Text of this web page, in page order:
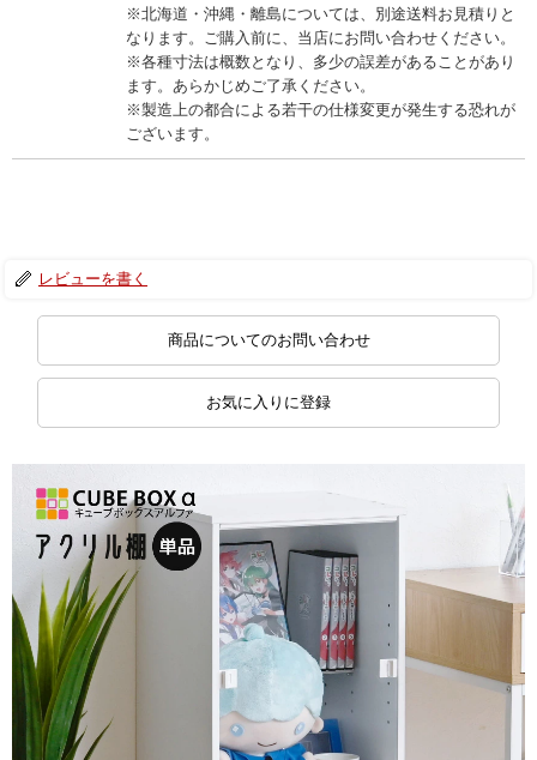
※北海道・沖縄・離島については、別途送料お見積りと
なります。ご購入前に、当店にお問い合わせください。
※各種寸法は概数となり、多少の誤差があることがあり
ます。あらかじめご了承ください。
※製造上の都合による若干の仕様変更が発生する恐れが
ございます。
レビューを書く
商品についてのお問い合わせ
お気に入りに登録